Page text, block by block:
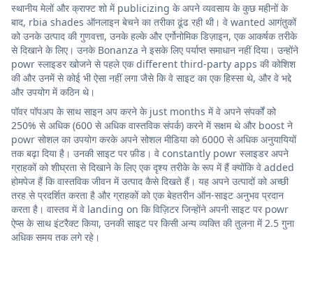
स्थानीय मेलों और क्राफ्ट शो में publicizing के अपने व्यवसाय के कुछ महीनों के
बाद, rbia shades ऑनलाइन बेचने का तरीका ढूंढ रही थी। वे wanted आगंतुकों
को उनके उत्पाद की गुणवत्ता, उनके हल्के और एर्गोनोमिक डिज़ाइन, एक आकर्षक तरीके
से दिखाने के लिए। उनके Bonanza ने इसके लिए पर्याप्त समाधान नहीं दिया। उन्होंने
powr स्लाइडर खोजने से पहले एक different third-party apps की कोशिश
की और उनमें से कोई भी ऐसा नहीं लगा जैसे कि वे साइट का एक हिस्सा थे, और वे भद्दे
और उपयोग में कठिन थे।
पॉवर पॉपअप के साथ साइन अप करने के just months में वे अपने संपर्कों को
250% से अधिक (600 से अधिक वास्तविक संपर्क) करने में सक्षम थे और boost ने
powr सोशल का उपयोग करके अपने सोशल मीडिया को 6000 से अधिक अनुयायियों
तक बढ़ा दिया है। उनकी साइट पर फ़ीड। वे constantly powr स्लाइडर अपने
ग्राहकों को शीघ्रता से दिखाने के लिए एक दृश्य तरीके के रूप में हैं क्योंकि वे added
होमपेज हैं कि वास्तविक जीवन में उत्पाद कैसे दिखते हैं। यह अपने उत्पादों को अच्छी
तरह से प्रदर्शित करता है और ग्राहकों को एक बेहतरीन ऑन-साइट अनुभव प्रदान
करता है। वास्तव में वे landing on कि विज़िटर जिन्होंने अपनी साइट पर powr
ऐप्स के साथ इंटरैक्ट किया, उनकी साइट पर किसी अन्य व्यक्ति की तुलना में 2.5 गुना
अधिक समय तक लगे रहे।